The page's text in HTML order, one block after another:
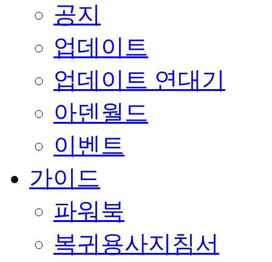
공지
업데이트
업데이트 연대기
아덴월드
이벤트
가이드
파워북
복귀용사지침서